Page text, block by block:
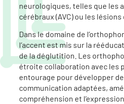
neurologiques, telles que les
cérébraux (AVC) ou les lésions
Dans le domaine de
l’accent est mis sur la
de la déglutition. Les
étroite collaboration avec les
entourage pour développer
communication adaptées,
compréhension et